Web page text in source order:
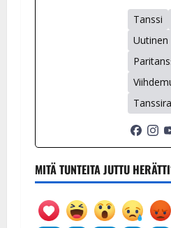
Tanssi
Uutinen
MITÄ TUNTEITA JUTTU